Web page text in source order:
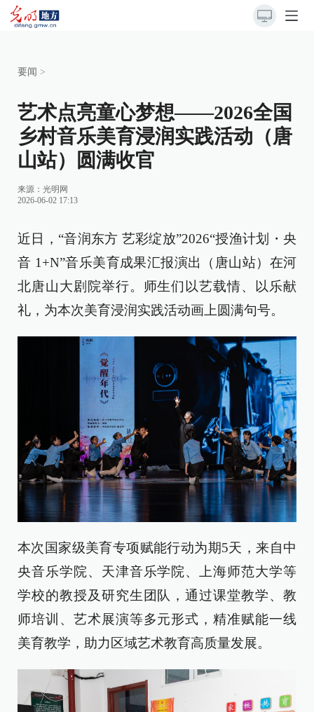
要闻 >
艺术点亮童心梦想——2026全国
乡村音乐美育浸润实践活动（唐
山站）圆满收官
来源： 光明网
2026-06-02 17:13
近日，“音润东方 艺彩绽放”2026“授渔计划・央
音 1+N”音乐美育成果汇报演出（唐山站）在河
北唐山大剧院举行。师生们以艺载情、以乐献
礼，为本次美育浸润实践活动画上圆满句号。
本次国家级美育专项赋能行动为期5天，来自中
央音乐学院、天津音乐学院、上海师范大学等
学校的教授及研究生团队，通过课堂教学、教
师培训、艺术展演等多元形式，精准赋能一线
美育教学，助力区域艺术教育高质量发展。